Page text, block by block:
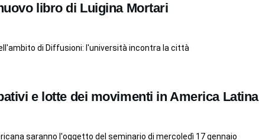
libro di Luigina Mortari
di Diffusioni: l'università incontra la città
e lotte dei movimenti in America Latina
saranno l'oggetto del seminario di mercoledì 17 gennaio